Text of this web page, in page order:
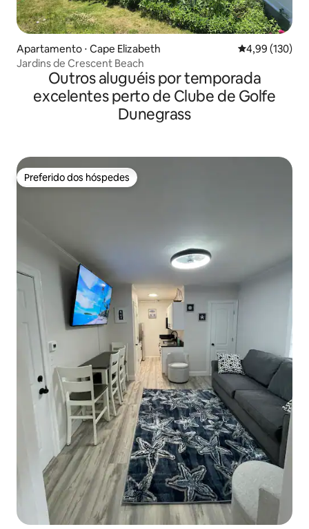
Apartamento ⋅ Cape Elizabeth 4,99 de uma
4,99 (130)
Jardins de Crescent Beach
Outros aluguéis por temporada
excelentes perto de Clube de Golfe
Dunegrass
Preferido dos hóspedes
Preferido dos hóspedes